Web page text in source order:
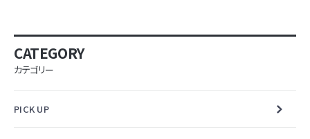
CATEGORY
カテゴリー
PICK UP